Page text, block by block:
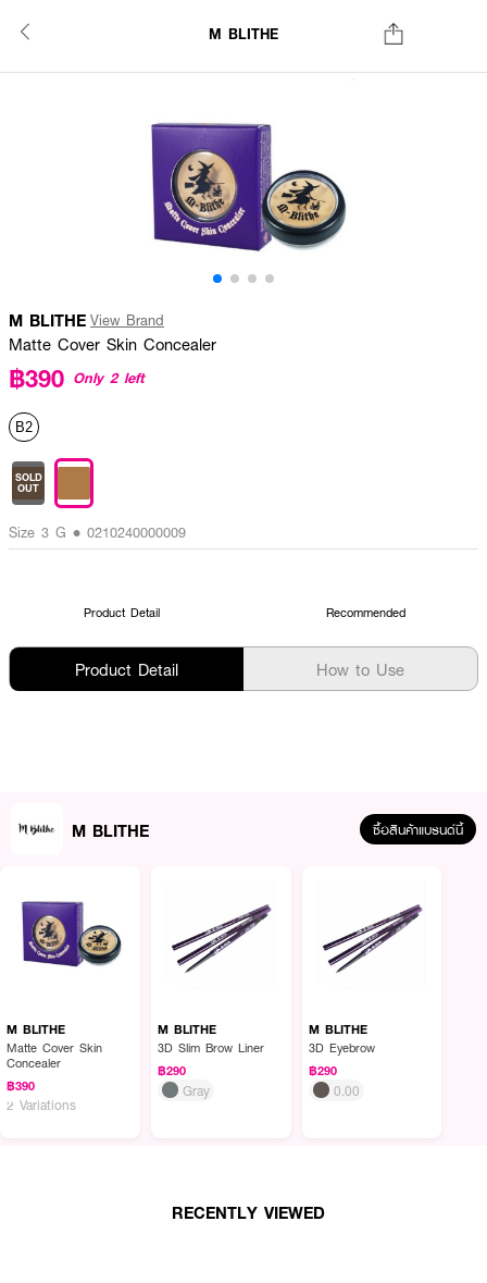
M BLITHE
M BLITHE View Brand
Matte Cover Skin Concealer
฿390 Only 2 left
B2
SOLD
OUT
Size 3 G • 0210240000009
Product Detail Recommended
Product Detail How to Use
M BLITHE ซื้อสินค้าแบรนด์นี้
M BLITHE
Matte Cover Skin
Concealer
฿390
2 Variations
M BLITHE
3D Slim Brow Liner
฿290
Gray
M BLITHE
3D Eyebrow
฿290
0.00
RECENTLY VIEWED